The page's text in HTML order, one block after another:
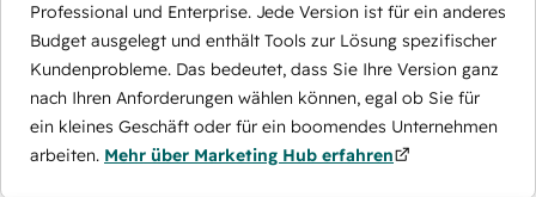
Professional und Enterprise. Jede Version ist für ein anderes
Budget ausgelegt und enthält Tools zur Lösung spezifischer
Kundenprobleme. Das bedeutet, dass Sie Ihre Version ganz
nach Ihren Anforderungen wählen können, egal ob Sie für
ein kleines Geschäft oder für ein boomendes Unternehmen
arbeiten. Mehr über Marketing Hub erfahren